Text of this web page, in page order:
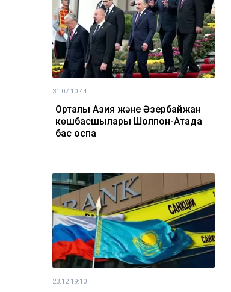
31.07 10:44
Орталық Азия және Әзербайжан
көшбасшылары Шолпон-Атада
бас қоспақ
23.12 19:10